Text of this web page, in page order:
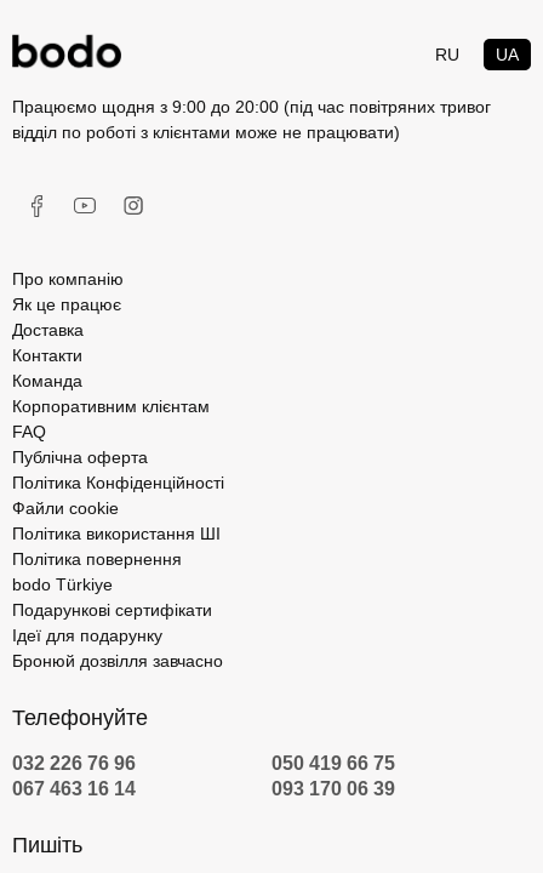
RU UA
Працюємо щодня з 9:00 до 20:00 (під час повітряних тривог
відділ по роботі з клієнтами може не працювати)
Про компанію
Як це працює
Доставка
Контакти
Команда
Корпоративним клієнтам
FAQ
Публічна оферта
Політика Конфіденційності
Файли cookie
Політика використання ШІ
Політика повернення
bodo Türkiye
Подарункові сертифікати
Ідеї для подарунку
Бронюй дозвілля завчасно
Телефонуйте
032 226 76 96
050 419 66 75
067 463 16 14
093 170 06 39
Пишіть